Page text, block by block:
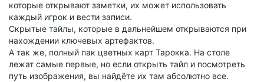
которые открывают заметки, их может использовать
каждый игрок и вести записи.
Скрытые тайлы, которые в дальнейшем открываются при
нахождении ключевых артефактов.
А так же, полный пак цветных карт Тарокка. На столе
лежат самые первые, но если открыть тайл и посмотреть
путь изображения, вы найдёте их там абсолютно все.